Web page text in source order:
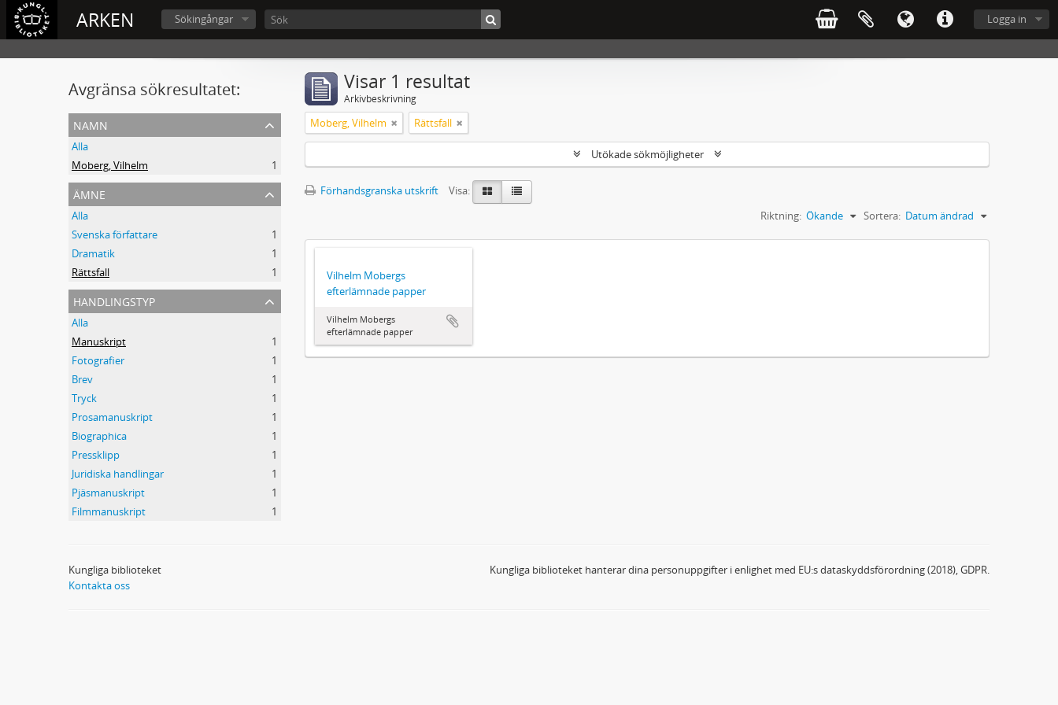
ARKEN Logga in
Sökingångar
Avgränsa sökresultatet:
namn
Alla
Moberg, Vilhelm
1
ämne
Alla
Svenska författare
1
Dramatik
1
Rättsfall
1
handlingstyp
Alla
Manuskript
1
Fotografier
1
Brev
1
Tryck
1
Prosamanuskript
1
Biographica
1
Pressklipp
1
Juridiska handlingar
1
Pjäsmanuskript
1
Filmmanuskript
1
Visar 1 resultat
Arkivbeskrivning
Moberg, Vilhelm Rättsfall
Utökade sökmöjligheter
Förhandsgranska utskrift
Visa:
Sortera: Datum ändrad
Riktning: Ökande
Vilhelm Mobergs
efterlämnade papper
Vilhelm Mobergs
efterlämnade papper
Kungliga biblioteket
Kontakta oss
Kungliga biblioteket hanterar dina personuppgifter i enlighet med EU:s dataskyddsförordning (2018), GDPR.